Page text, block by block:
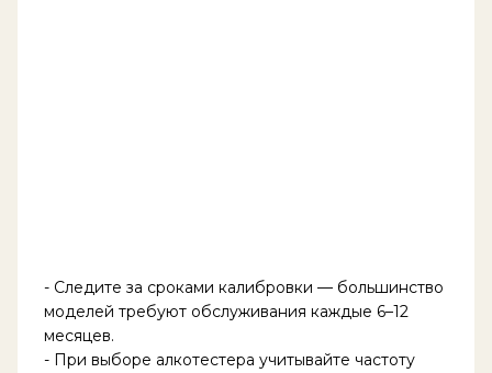
- Следите за сроками калибровки — большинство
моделей требуют обслуживания каждые 6–12
месяцев.
- При выборе алкотестера учитывайте частоту